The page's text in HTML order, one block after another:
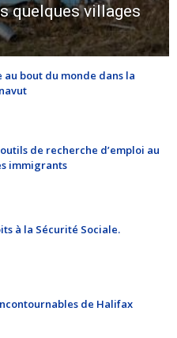
quelques villages
au bout du monde dans la
de recherche d’emploi au
immigrants
à la Sécurité Sociale.
de Halifax